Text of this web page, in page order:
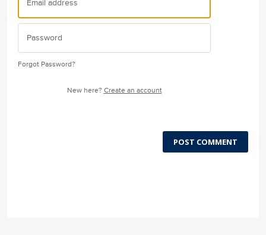
Forgot Password?
New here? Create an account
POST COMMENT